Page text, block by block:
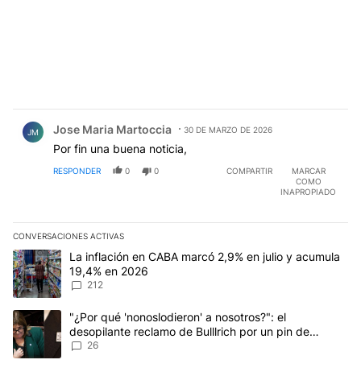
JM Jose Maria Martoccia 30 DE MARZO DE 2026
Por fin una buena noticia,
RESPONDER 0 0 COMPARTIR
MARCAR
COMO
INAPROPIADO
CONVERSACIONES ACTIVAS
Este listado muestra los artículos con más comentarios en los
Un artículo de tendencia con el título "La inflación en CABA
La inflación en CABA marcó 2,9% en julio y acumula
19,4% en 2026
212
Un artículo de tendencia con el título ""¿Por qué 'nonoslodieron'
"¿Por qué 'nonoslodieron' a nosotros?": el
desopilante reclamo de Bulllrich por un pin de
Malvinas
26